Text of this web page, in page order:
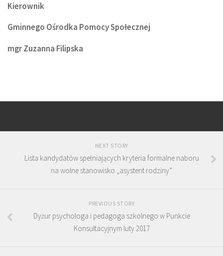
Kierownik
Gminnego Ośrodka Pomocy Społecznej
mgr Zuzanna Filipska
NEXT STORY
Lista kandydatów spełniających kryteria formalne naboru
na wolne stanowisko „asystent rodziny”
PREVIOUS STORY
Dyżur psychologa i pedagoga szkolnego w Punkcie
Konsultacyjnym luty 2017